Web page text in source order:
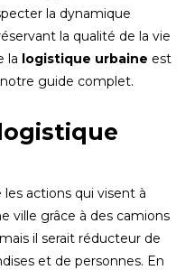
la dynamique
la qualité de la vie
la logistique urbaine est
guide complet.
actions qui visent à
ville grâce à des camions
il serait réducteur de
et de personnes. En